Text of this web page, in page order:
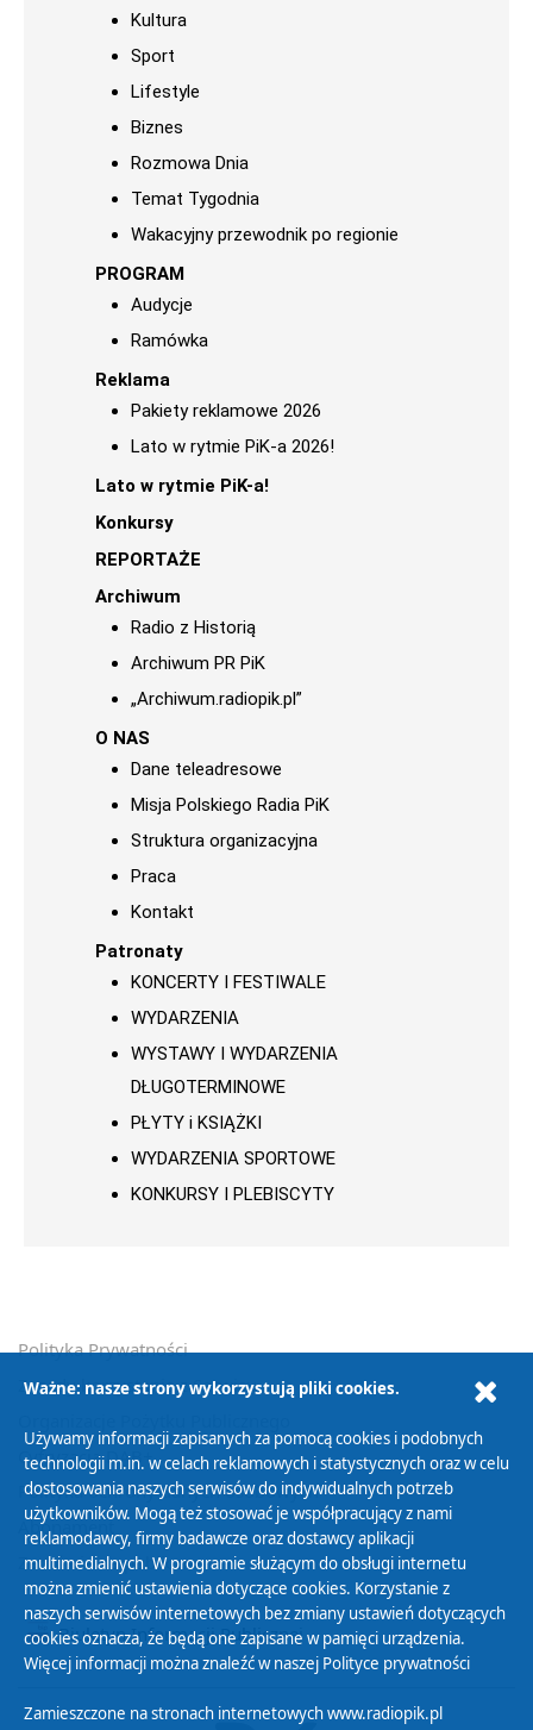
Kultura
Sport
Lifestyle
Biznes
Rozmowa Dnia
Temat Tygodnia
Wakacyjny przewodnik po regionie
PROGRAM
Audycje
Ramówka
Reklama
Pakiety reklamowe 2026
Lato w rytmie PiK-a 2026!
Lato w rytmie PiK-a!
Konkursy
REPORTAŻE
Archiwum
Radio z Historią
Archiwum PR PiK
„Archiwum.radiopik.pl”
O NAS
Dane teleadresowe
Misja Polskiego Radia PiK
Struktura organizacyjna
Praca
Kontakt
Patronaty
KONCERTY I FESTIWALE
WYDARZENIA
WYSTAWY I WYDARZENIA
DŁUGOTERMINOWE
PŁYTY i KSIĄŻKI
WYDARZENIA SPORTOWE
KONKURSY I PLEBISCYTY
Polityka Prywatności
Zasady korzystania z Serwisu
Cyfryzacja DAB+
Polityka ochrony danych osobowych
Abonament
Zamówienia publiczne
Biuletyn Informacji Publicznej
Ważne: nasze strony wykorzystują pliki cookies.
Używamy informacji zapisanych za pomocą cookies i podobnych
technologii m.in. w celach reklamowych i statystycznych oraz w celu
dostosowania naszych serwisów do indywidualnych potrzeb
użytkowników. Mogą też stosować je współpracujący z nami
reklamodawcy, firmy badawcze oraz dostawcy aplikacji
multimedialnych. W programie służącym do obsługi internetu
można zmienić ustawienia dotyczące cookies. Korzystanie z
naszych serwisów internetowych bez zmiany ustawień dotyczących
cookies oznacza, że będą one zapisane w pamięci urządzenia.
Więcej informacji można znaleźć w naszej Polityce prywatności
Zamieszczone na stronach internetowych www.radiopik.pl